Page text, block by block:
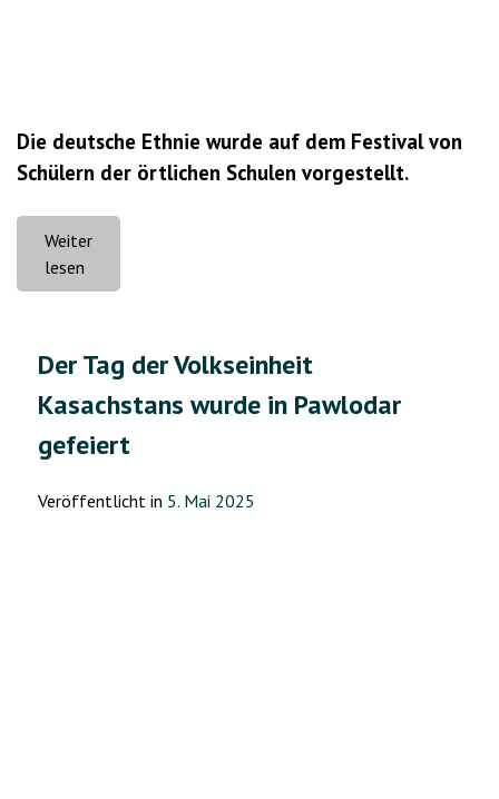
Die deutsche Ethnie wurde auf dem Festival von
Schülern der örtlichen Schulen vorgestellt.
Weiter
lesen
Pawlodar
ethnisches
Volksfest
Der Tag der Volkseinheit
Kasachstans wurde in Pawlodar
gefeiert
Veröffentlicht in 5. Mai 2025